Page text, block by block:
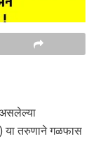
या तरुणाने गळफास